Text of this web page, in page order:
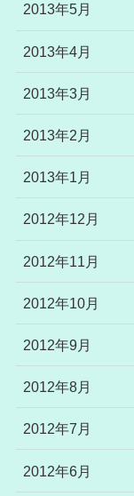
2013年5月
2013年4月
2013年3月
2013年2月
2013年1月
2012年12月
2012年11月
2012年10月
2012年9月
2012年8月
2012年7月
2012年6月